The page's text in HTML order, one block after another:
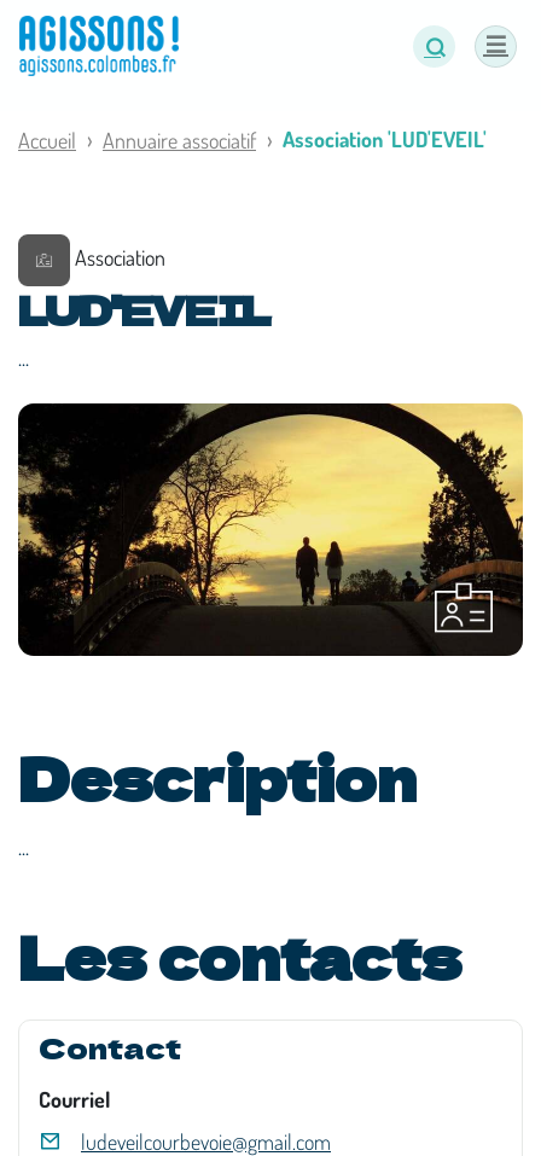
Accueil Annuaire associatif Association 'LUD'EVEIL'
Association
LUD'EVEIL
...
Description
...
Les contacts
Contact
Courriel
ludeveilcourbevoie@gmail.com
Panneau de gestion des cookies